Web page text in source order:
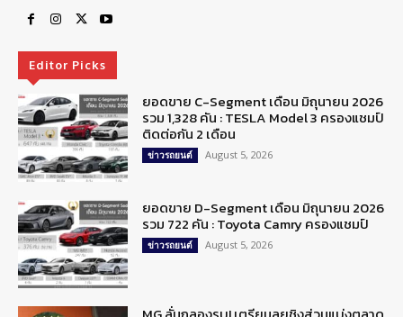
Editor Picks
ยอดขาย C-Segment เดือน มิถุนายน 2026
รวม 1,328 คัน : TESLA Model 3 ครองแชมป์
ติดต่อกัน 2 เดือน
ข่าวรถยนต์ August 5, 2026
ยอดขาย D-Segment เดือน มิถุนายน 2026
รวม 722 คัน : Toyota Camry ครองแชมป์
ข่าวรถยนต์ August 5, 2026